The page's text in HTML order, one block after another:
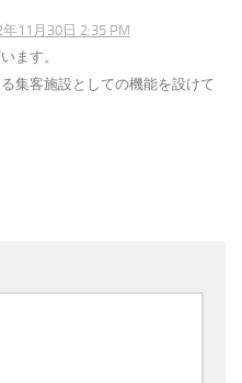
年11月30日 2:35 PM
ます。
集客施設としての機能を設けて